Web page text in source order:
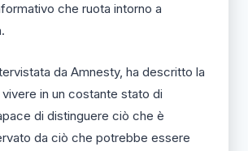
che ruota intorno a
da Amnesty, ha descritto la
in un costante stato di
di distinguere ciò che è
da ciò che potrebbe essere